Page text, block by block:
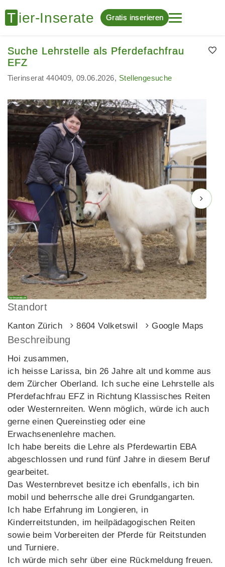
Gratis inserieren
Suche Lehrstelle als Pferdefachfrau
EFZ
Tierinserat 440409 09.06.2026 Stellengesuche
Standort
Kanton Zürich 8604 Volketswil Google Maps
Beschreibung
Hoi zusammen,
ich heisse Larissa, bin 26 Jahre alt und komme aus
dem Zürcher Oberland. Ich suche eine Lehrstelle als
Pferdefachfrau EFZ in Richtung Klassisches Reiten
oder Westernreiten. Wenn möglich, würde ich auch
gerne einen Quereinstieg oder eine
Erwachsenenlehre machen.
Ich habe bereits die Lehre als Pferdewartin EBA
abgeschlossen und rund fünf Jahre in diesem Beruf
gearbeitet.
Das Westernbrevet besitze ich ebenfalls, ich bin
mobil und beherrsche alle drei Grundgangarten.
Ich habe Erfahrung im Longieren, in
Kinderreitstunden, im heilpädagogischen Reiten
sowie beim Vorbereiten der Pferde für Reitstunden
und Turniere.
Ich würde mich sehr über eine Rückmeldung freuen.